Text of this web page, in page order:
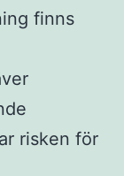
finns
risken för